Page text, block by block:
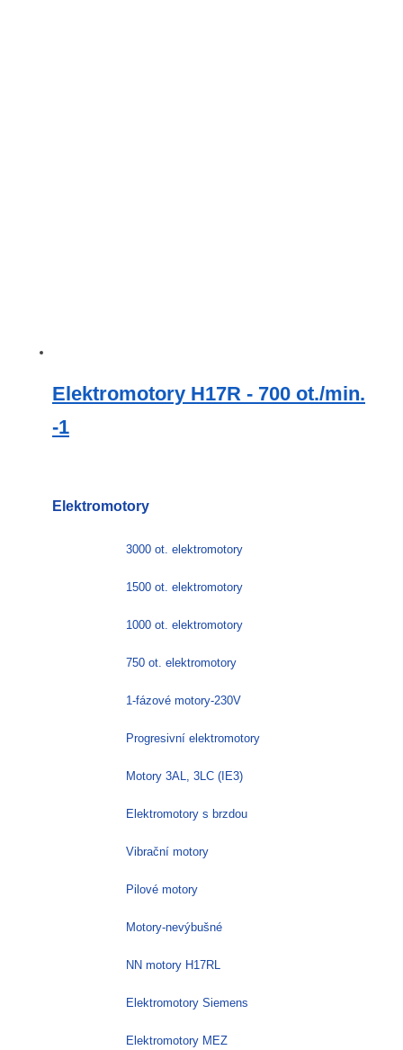
Elektromotory H17R - 700 ot./min.
-1
Elektromotory
3000 ot. elektromotory
1500 ot. elektromotory
1000 ot. elektromotory
750 ot. elektromotory
1-fázové motory-230V
Progresivní elektromotory
Motory 3AL, 3LC (IE3)
Elektromotory s brzdou
Vibrační motory
Pilové motory
Motory-nevýbušné
NN motory H17RL
Elektromotory Siemens
Elektromotory MEZ